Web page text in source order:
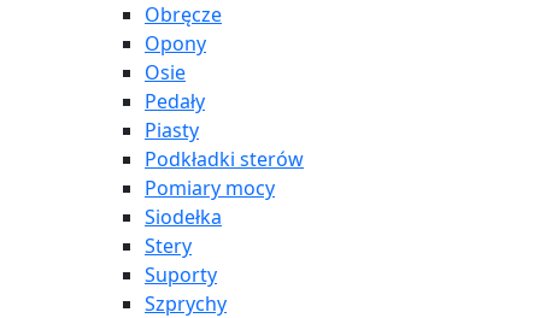
Obręcze
Opony
Osie
Pedały
Piasty
Podkładki sterów
Pomiary mocy
Siodełka
Stery
Suporty
Szprychy